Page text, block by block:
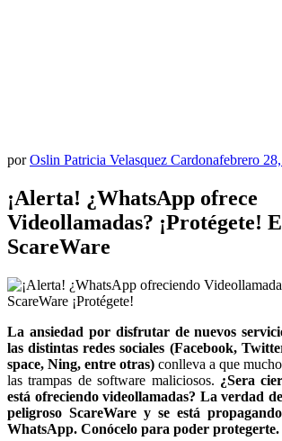
porOslin Patricia Velasquez Cardonafebrero
¡Alerta! ¿WhatsApp ofrece
Videollamadas? ¡Protégete!
ScareWare
La ansiedad por disfrutar de nuevos
las distintas redes sociales (Facebook,
space, Ning, entre otras) conlleva a que
las trampas de software maliciosos. ¿Sera
está ofreciendo videollamadas? La verdad
peligroso ScareWare y se está
WhatsApp. Conócelo para poder protegerte.